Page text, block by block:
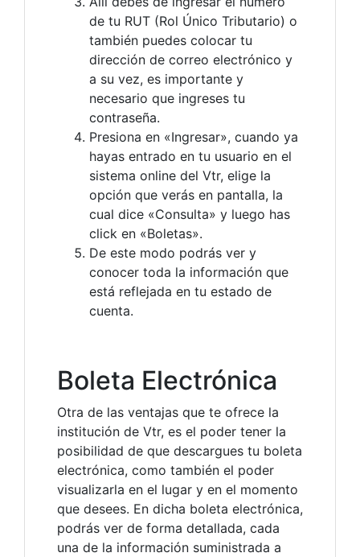
de tu RUT (Rol Único Tributario) o
también puedes colocar tu
dirección de correo electrónico y
a su vez, es importante y
necesario que ingreses tu
contraseña.
Presiona en «Ingresar», cuando ya
hayas entrado en tu usuario en el
sistema online del Vtr, elige la
opción que verás en pantalla, la
cual dice «Consulta» y luego has
click en «Boletas».
De este modo podrás ver y
conocer toda la información que
está reflejada en tu estado de
cuenta.
Boleta Electrónica
Otra de las ventajas que te ofrece la
institución de Vtr, es el poder tener la
posibilidad de que descargues tu boleta
electrónica, como también el poder
visualizarla en el lugar y en el momento
que desees. En dicha boleta electrónica,
podrás ver de forma detallada, cada
una de la información suministrada a